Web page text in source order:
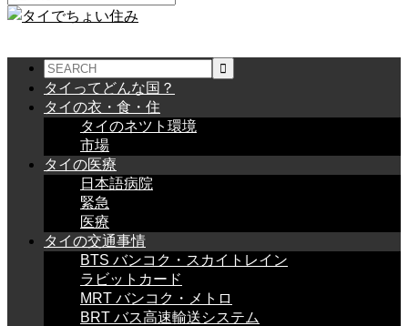
タイってどんな国？
タイの衣・食・住
タイのネツト環境
市場
タイの医療
日本語病院
緊急
医療
タイの交通事情
BTS バンコク・スカイトレイン
ラビットカード
MRT バンコク・メトロ
BRT バス高速輸送システム